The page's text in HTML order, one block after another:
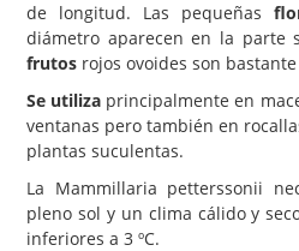
de longitud. Las pequeñas
diámetro aparecen en la parte
frutos rojos ovoides son
Se utiliza principalmente en
ventanas pero también en
plantas suculentas.
La Mammillaria petterssonii
pleno sol y un clima cálido y
inferiores a 3 ºC.